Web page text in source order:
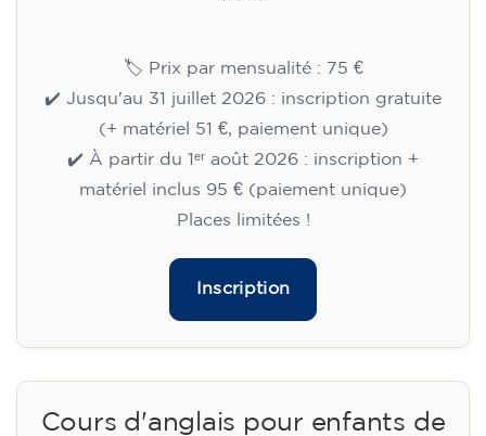
🏷️ Prix par mensualité : 75 €
✔️ Jusqu'au 31 juillet 2026 : inscription gratuite
(+ matériel 51 €, paiement unique)
✔️ À partir du 1ᵉʳ août 2026 : inscription +
matériel inclus 95 € (paiement unique)
Places limitées !
Inscription
Cours d'anglais pour enfants de